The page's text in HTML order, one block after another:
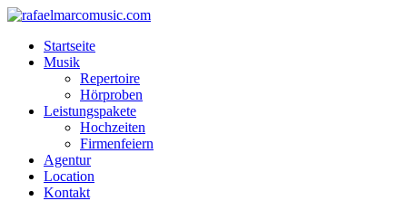
Startseite
Musik
Repertoire
Hörproben
Leistungspakete
Hochzeiten
Firmenfeiern
Agentur
Location
Kontakt